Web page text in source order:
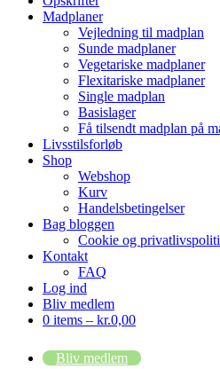
Madplaner
Vejledning til madplan
Sunde madplaner
Vegetariske madplaner
Flexitariske madplaner
Single madplan
Basislager
Få tilsendt madplan på
Livsstilsforløb
Shop
Webshop
Kurv
Handelsbetingelser
Bag bloggen
Cookie og
Kontakt
FAQ
Log ind
Bliv medlem
0 items – kr.0,00
Bliv medlem